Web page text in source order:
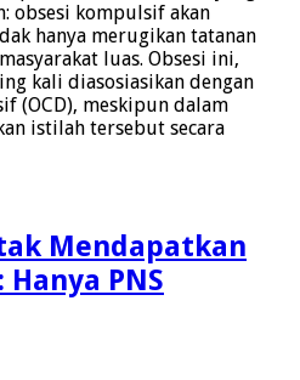
obsesi kompulsif akan
hanya merugikan tatanan
luas. Obsesi ini,
kali diasosiasikan dengan
(OCD), meskipun dalam
istilah tersebut secara
Mendapatkan
PNS